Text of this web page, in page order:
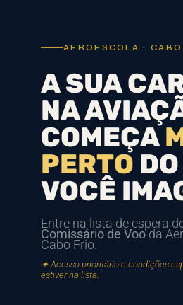
AEROESCOLA ·
A SUA
NA
COMEÇA
PERTO
VOCÊ
Entre na lista de espera
Comissário de Vooda
Cabo Frio.
✦ Acesso prioritário e condições
estiver na lista.